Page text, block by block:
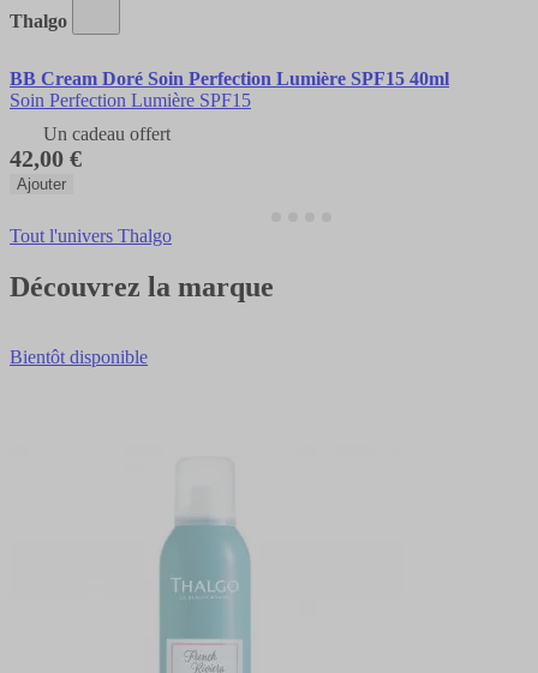
Thalgo
BB Cream Doré Soin Perfection Lumière SPF15 40ml
Soin Perfection Lumière SPF15
Un cadeau offert
42,00 €
Ajouter
Tout l'univers Thalgo
Découvrez la marque
Bientôt disponible